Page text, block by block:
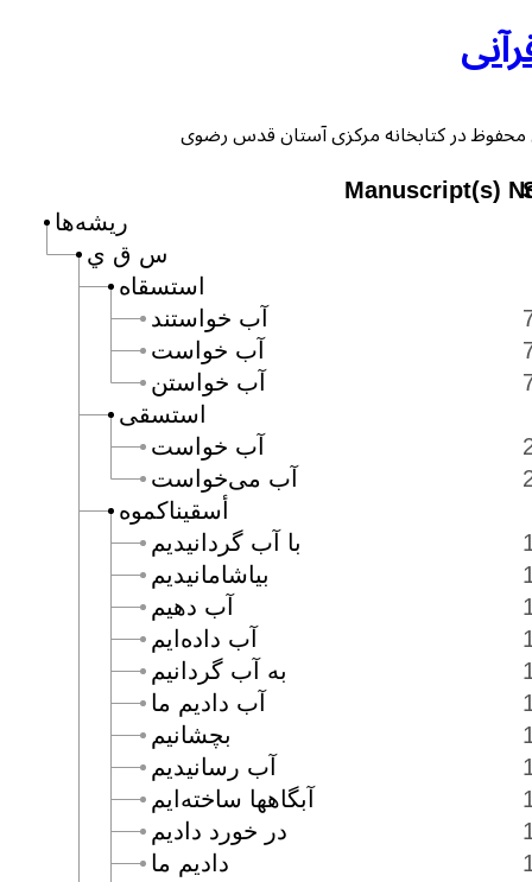
ریشه‌ها
س ق ي
استسقاه
استسقى
أسقيناكموه
آب خواستند
آب خواست
آب خواستن
آب خواست
آب مى‌خواست
با آب گردانيديم
بياشامانيديم
آب دهيم
آب داده‌ايم
به آب گردانيم
آب داديم ما
بچشانيم
آب رسانيديم
آبگاهها ساخته‌ايم
در خورد داديم
داديم ما
Manuscript(s)